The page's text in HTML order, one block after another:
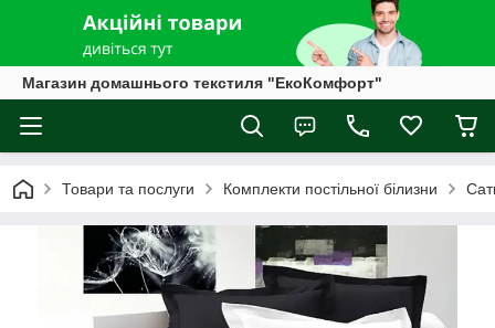
Магазин домашнього текстиля "ЕкоКомфорт"
Товари та послуги Комплекти постільної білизни